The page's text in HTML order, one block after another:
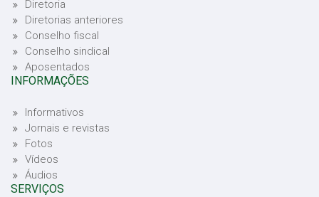
Diretoria
Diretorias anteriores
Conselho fiscal
Conselho sindical
Aposentados
INFORMAÇÕES
Informativos
Jornais e revistas
Fotos
Vídeos
Áudios
SERVIÇOS